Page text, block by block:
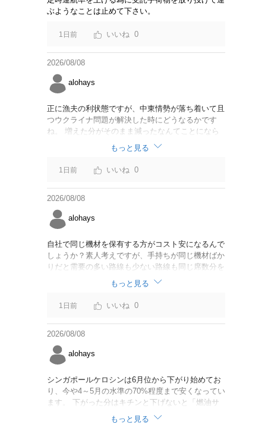
ぶようなことは止めて下さい。
1日前 0
2026/08/08
alohays
正に漁夫の利状態ですが、中東情勢が落ち着いて且
つウクライナ問題が解決した時にどうなるかです
ね。 増えた分がそのまま減ったなんてことになら
なければいいですが。
もっと見る
1日前 0
2026/08/08
alohays
自社で同じ機材を保有する方がコスト安になるんで
しょうか？素人考えですが、手持ちが同じ機材ばか
りだと需要の多い路線も少ない路線も同じ席数分を
供給することになるので、需要が多い路線には大型
機材を当て、少ない路線には小型機材を当てるな
ど、席数を調整するにはリース契約の方が対応しや
すいと思いました。
もっと見る
1日前 0
2026/08/08
alohays
シンガポールケロシンは6月位から下がり始めてお
り、今や4～5月の水準の70%程度まで安くなってい
ます。 下がった分はキチンと下げないと「燃油サ
ーチャージ＝利益」と判断されますよ。
もっと見る